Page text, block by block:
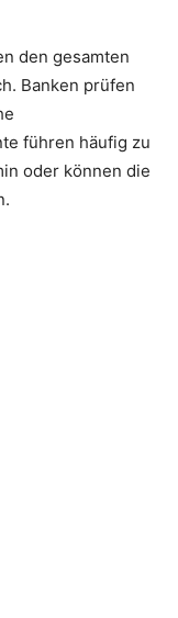
den gesamten
Banken prüfen
führen häufig zu
oder können die